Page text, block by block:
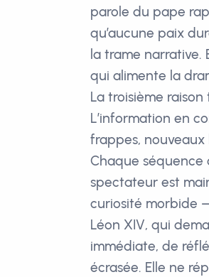
parole du pape
qu’aucune paix
la trame narrative.
qui alimente la
La troisième
L’information en
frappes, nouveaux
Chaque séquence
spectateur est
curiosité morbide
Léon XIV, qui
immédiate, de
écrasée. Elle ne